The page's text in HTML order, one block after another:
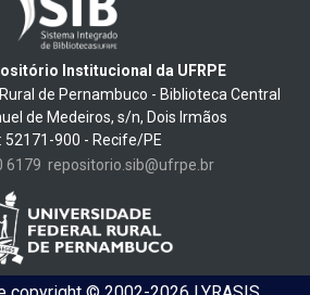
Institucional da UFRPE
de Pernambuco - Biblioteca Central
de Medeiros, s/n, Dois Irmãos
52171-900 - Recife/PE
6179 repositorio.sib@ufrpe.br